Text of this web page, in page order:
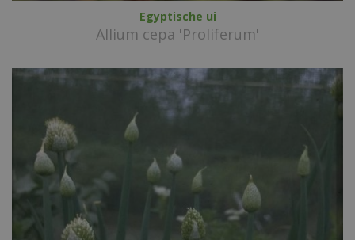
Egyptische ui
Allium cepa 'Proliferum'